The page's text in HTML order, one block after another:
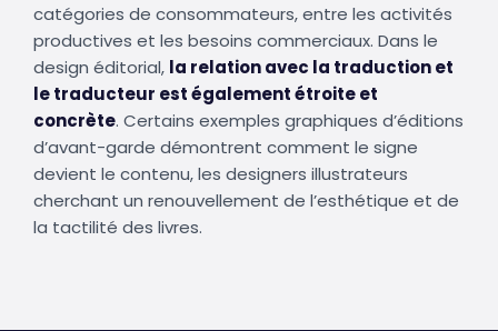
catégories de consommateurs, entre les activités
productives et les besoins commerciaux. Dans le
design éditorial, la relation avec la traduction et
le traducteur est également étroite et
concrète. Certains exemples graphiques d’éditions
d’avant-garde démontrent comment le signe
devient le contenu, les designers illustrateurs
cherchant un renouvellement de l’esthétique et de
la tactilité des livres.